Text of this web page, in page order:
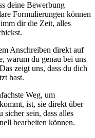
deine Bewerbung
Formulierungen können
dir die Zeit, alles
Anschreiben direkt auf
warum du genau bei uns
zeigt uns, dass du dich
hast.
Weg, um
ist, sie direkt über
sicher sein, dass alles
bearbeiten können.